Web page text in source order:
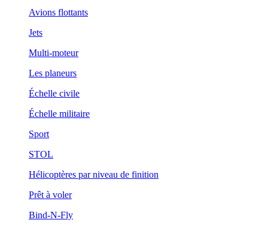
Avions flottants
Jets
Multi-moteur
Les planeurs
Échelle civile
Échelle militaire
Sport
STOL
Hélicoptères par niveau de finition
Prêt à voler
Bind-N-Fly